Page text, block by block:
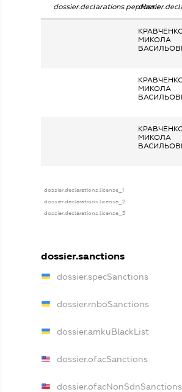
dossier.declarations.pepName
МИКОЛА
МИКОЛА
МИКОЛА
dossier.declarations.license_1
dossier.declarations.license_2
dossier.declarations.license_3
dossier.sanctions
dossier.specSanctions
dossier.rnboSanctions
dossier.amkuBlackList
dossier.ofacSanctions
dossier.ofacNonSdnSanctions